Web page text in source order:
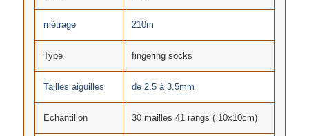
métrage 210m
Type fingering socks
Tailles aiguilles de 2.5 à 3.5mm
Echantillon 30 mailles 41 rangs ( 10x10cm)